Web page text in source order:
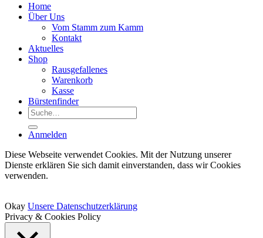
Home
Über Uns
Vom Stamm zum Kamm
Kontakt
Aktuelles
Shop
Rausgefallenes
Warenkorb
Kasse
Bürstenfinder
Suche
nach:
Anmelden
Diese Webseite verwendet Cookies. Mit der Nutzung unserer
Dienste erklären Sie sich damit einverstanden, dass wir Cookies
verwenden.
Okay Unsere Datenschutzerklärung
Privacy & Cookies Policy